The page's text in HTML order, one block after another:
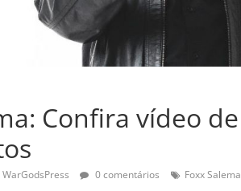
Confira vídeo
WarGodsPress 0 comentários Foxx Salema